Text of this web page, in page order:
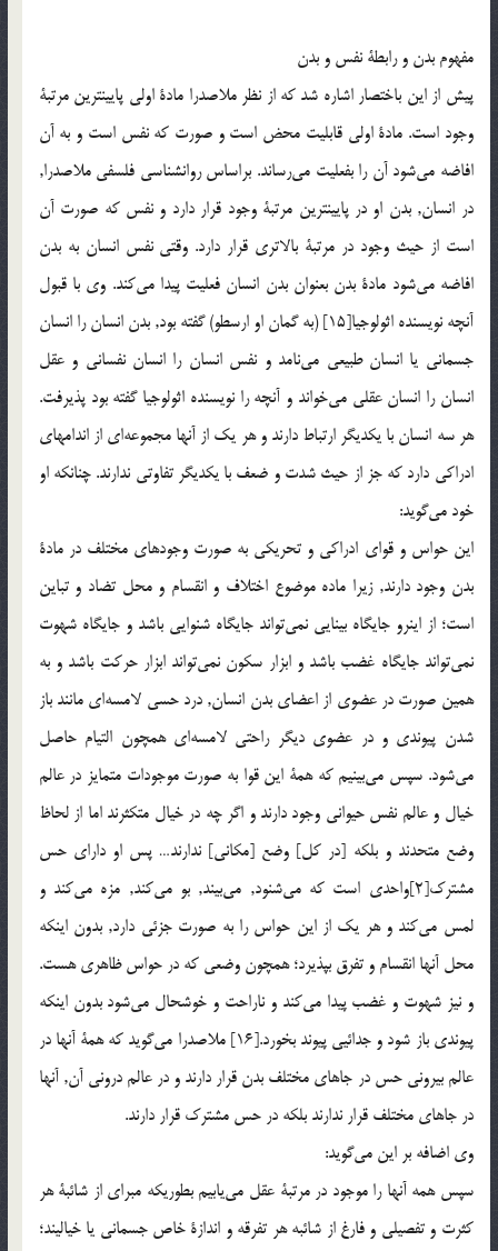
مفهوم بدن و رابطة نفس و بدن
پيش از اين باختصار اشاره شد که از نظر ملاصدرا مادة اولی پايينترين مرتبة
وجود است. مادة اولی قابليت محض است و صورت که نفس است و به آن
افاضه مي‌شود آن را بفعليت مي‌رساند. براساس روانشناسی فلسفی ملاصدرا,
در انسان, بدن او در پايينترين مرتبة وجود قرار دارد و نفس که صورت آن
است از حيث وجود در مرتبة بالاتری قرار دارد. وقتی نفس انسان به بدن
افاضه مي‌شود مادة بدن بعنوان بدن انسان فعليت پيدا مي‌کند. وی با قبول
آنچه نويسنده اثولوجيا[15] (به گمان او ارسطو) گفته بود, بدن انسان را انسان
جسمانی يا انسان طبيعی مي‌نامد و نفس انسان را انسان نفسانی و عقل
انسان را انسان عقلی مي‌خواند و آنچه را نويسنده اثولوجيا گفته بود پذيرفت.
هر سه انسان با يکديگر ارتباط دارند و هر يک از آنها مجموعه‌اي از اندامهای
ادراکی دارد که جز از حيث شدت و ضعف با يکديگر تفاوتی ندارند. چنانکه او
خود مي‌گويد:
اين حواس و قوای ادراکی و تحريکی به صورت وجودهای مختلف در مادة
بدن وجود دارند, زيرا ماده موضوع اختلاف و انقسام و محل تضاد و تباين
است؛ از اينرو جايگاه بينايی نمي‌تواند جايگاه شنوايی باشد و جايگاه شهوت
نمي‌تواند جايگاه غضب باشد و ابزار سکون نمي‌تواند ابزار حرکت باشد و به
همين صورت در عضوی از اعضای بدن انسان, درد حسی لامسه‌اي مانند باز
شدن پيوندی و در عضوی ديگر راحتی لامسه‌اي همچون التيام حاصل
مي‌شود. سپس مي‌بينيم که همة اين قوا به صورت موجودات متمايز در عالم
خيال و عالم نفس حيوانی وجود دارند و اگر چه در خيال متکثرند اما از لحاظ
وضع متحدند و بلکه [در کل] وضع [مکانی] ندارند… پس او دارای حس
مشترک[2]واحدی است که مي‌شنود, مي‌بيند, بو مي‌کند, مزه مي‌کند و
لمس مي‌کند و هر يک از اين حواس را به صورت جزئی دارد, بدون اينکه
محل آنها انقسام و تفرق بپذيرد؛ همچون وضعی که در حواس ظاهری هست.
و نيز شهوت و غضب پيدا مي‌کند و ناراحت و خوشحال مي‌شود بدون اينکه
پيوندی باز شود و جدائيی پيوند بخورد.[16] ملاصدرا مي‌گويد که همة آنها در
عالم بيرونی حس در جاهای مختلف بدن قرار دارند و در عالم درونی آن, آنها
در جاهای مختلف قرار ندارند بلکه در حس مشترک قرار دارند.
وی اضافه بر اين مي‌گويد:
سپس همه آنها را موجود در مرتبة عقل مي‌يابيم بطوريکه مبرای از شائبة هر
کثرت و تفصيلی و فارغ از شائبه هر تفرقه و اندازة خاص جسمانی يا خياليند؛